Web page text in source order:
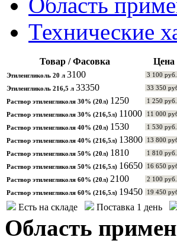
Технические
Товар / Фасовка Цена
Этиленгликоль 20 л 3100 3 100 руб.
Этиленгликоль 216,5 л 33350 33 350
Раствор этиленгликоля 30% (20л) 1250 1 250 руб.
Раствор этиленгликоля 30% (216,5л) 11000 11 000
Раствор этиленгликоля 40% (20л) 1530 1 530 руб.
Раствор этиленгликоля 40% (216,5л) 13800 13 800
Раствор этиленгликоля 50% (20л) 1810 1 810 руб.
Раствор этиленгликоля 50% (216,5л) 16650 16 650
Раствор этиленгликоля 60% (20л) 2100 2 100 руб.
Раствор этиленгликоля 60% (216,5л) 19450 19 450
Есть на складе
Поставка 1 день
Область